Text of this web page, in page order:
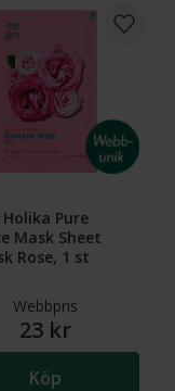
Ordinarie webbpris
Pure
Mask Sheet
Rose, 1 st
Webbpris
23 kr
Köp